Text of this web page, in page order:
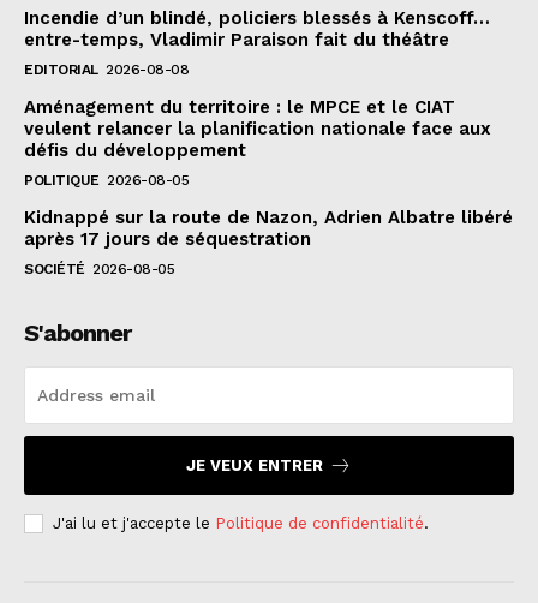
Incendie d’un blindé, policiers blessés à Kenscoff…
entre-temps, Vladimir Paraison fait du théâtre
EDITORIAL 2026-08-08
Aménagement du territoire : le MPCE et le CIAT
veulent relancer la planification nationale face aux
défis du développement
POLITIQUE 2026-08-05
Kidnappé sur la route de Nazon, Adrien Albatre libéré
après 17 jours de séquestration
SOCIÉTÉ 2026-08-05
S'abonner
JE VEUX ENTRER
J'ai lu et j'accepte le Politique de confidentialité.